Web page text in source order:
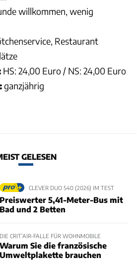
willkommen, wenig
Restaurant
HS: 24,00 Euro / NS: 24,00 Euro
ganzjährig
GELESEN
CLEVER DUO 540 (2026) IM TEST
Preiswerter 5,41-Meter-Bus mit
Bad und 2 Betten
DIE CRIT’AIR-FALLE FÜR WOHNMOBILE
Warum Sie die französische
Umweltplakette brauchen